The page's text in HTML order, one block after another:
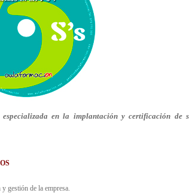
en la implantación y certificación de
gestión de la empresa.